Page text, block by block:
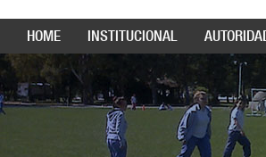
HOME INSTITUCIONAL